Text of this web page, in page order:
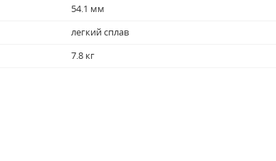
54.1 мм
легкий сплав
7.8 кг